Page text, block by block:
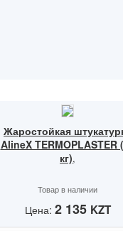
Жаростойкая
AlineX TERMOPLASTER
кг),
Товар в наличии
Цена: 2 135 KZT